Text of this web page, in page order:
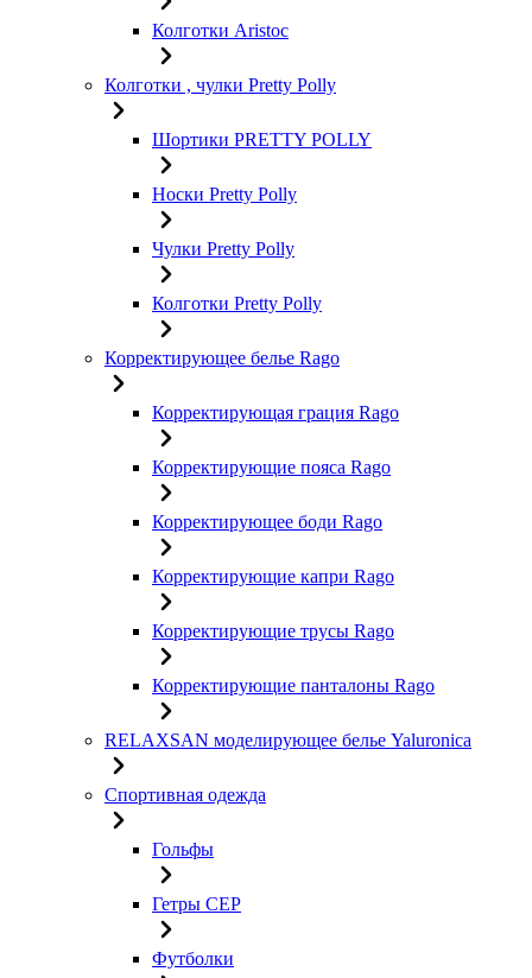
Колготки Aristoc
Колготки , чулки Pretty Polly
Шортики PRETTY POLLY
Носки Pretty Polly
Чулки Pretty Polly
Колготки Pretty Polly
Корректирующее белье Rago
Корректирующая грация Rago
Корректирующие пояса Rago
Корректирующее боди Rago
Корректирующие капри Rago
Корректирующие трусы Rago
Корректирующие панталоны Rago
RELAXSAN моделирующее белье Yaluroniсa
Спортивная одежда
Гольфы
Гетры CEP
Футболки